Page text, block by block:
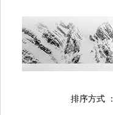
排序方式 ：